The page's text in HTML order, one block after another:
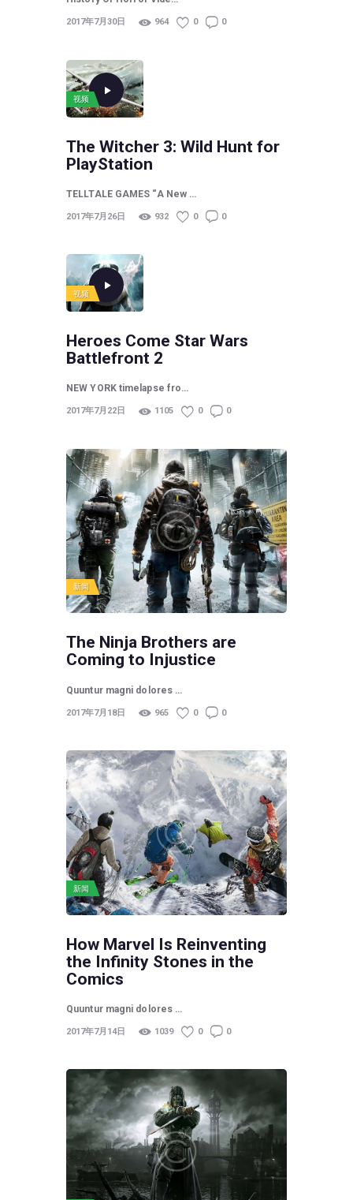
2017年7月30日 964 0 0
视频
The Witcher 3: Wild Hunt for
PlayStation
TELLTALE GAMES “A New …
2017年7月26日 932 0 0
视频
Heroes Come Star Wars
Battlefront 2
NEW YORK timelapse fro…
2017年7月22日 1105 0 0
新闻
The Ninja Brothers are
Coming to Injustice
Quuntur magni dolores …
2017年7月18日 965 0 0
新闻
How Marvel Is Reinventing
the Infinity Stones in the
Comics
Quuntur magni dolores …
2017年7月14日 1039 0 0